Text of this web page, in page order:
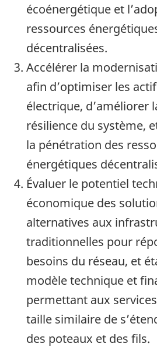
écoénergétique et
ressources
décentralisées.
Accélérer la
afin d’optimiser les
électrique, d’améliorer
résilience du système,
la pénétration des
énergétiques
Évaluer le potentiel
économique des
alternatives aux
traditionnelles pour
besoins du réseau, et
modèle technique et
permettant aux
taille similaire de
des poteaux et des fils.